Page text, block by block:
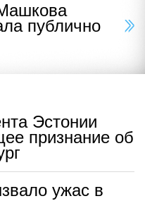
публично
Эстонии
признание об
ужас в